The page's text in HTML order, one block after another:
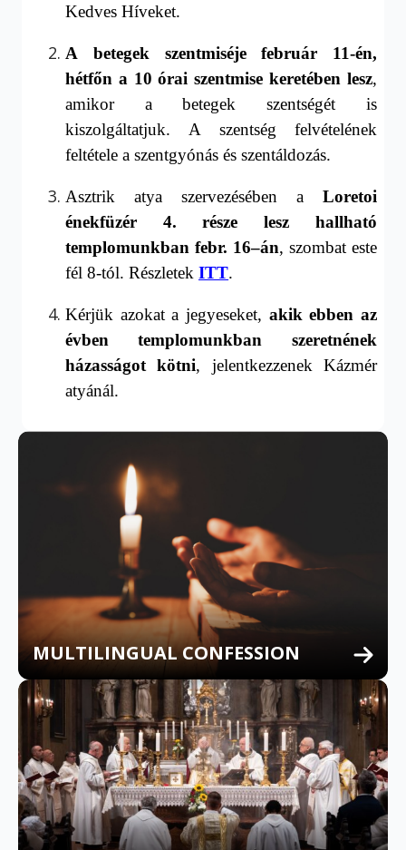
Kedves Híveket.
A
betegek szentmiséje február 11-én,
hétfőn a 10 órai szentmise keretében lesz,
amikor a betegek szentségét is
kiszolgáltatjuk.
A szentség felvételének
feltétele a szentgyónás és szentáldozás.
Asztrik atya szervezésében a Loretoi
énekfüzér 4. része lesz hallható
templomunkban febr. 16–án, szombat este
fél 8-tól. RészletekITT.
Kérjük azokat a jegyeseket, akik ebben az
évben templomunkban szeretnének
házasságot kötni, jelentkezzenek Kázmér
atyánál.
MULTILINGUAL CONFESSION